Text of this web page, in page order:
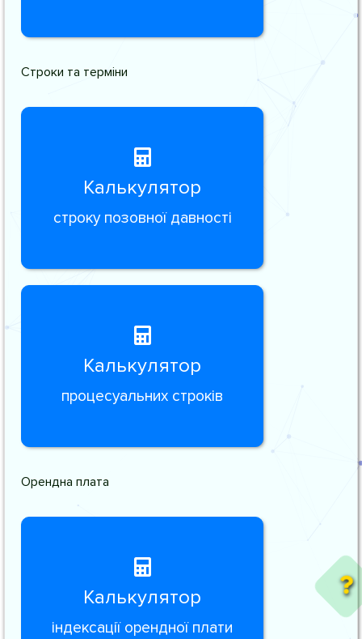
Строки та терміни
Калькулятор
строку позовної давності
Калькулятор
процесуальних строків
Орендна плата
Калькулятор
індексації орендної плати